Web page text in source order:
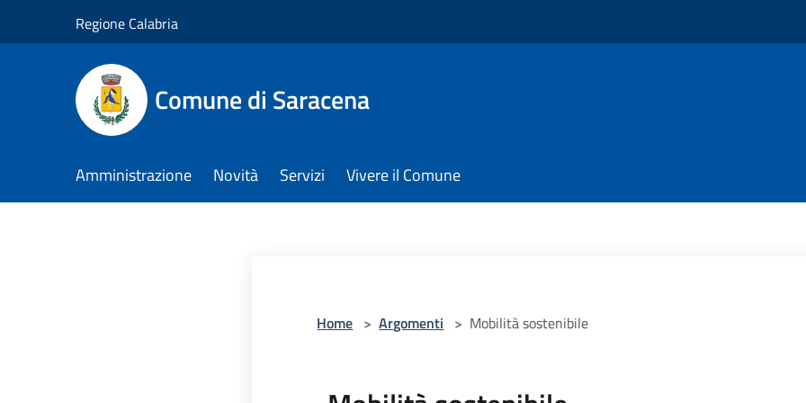
Regione Calabria
Comune di Saracena
Amministrazione Novità Servizi Vivere il Comune
Home > Argomenti > Mobilità sostenibile